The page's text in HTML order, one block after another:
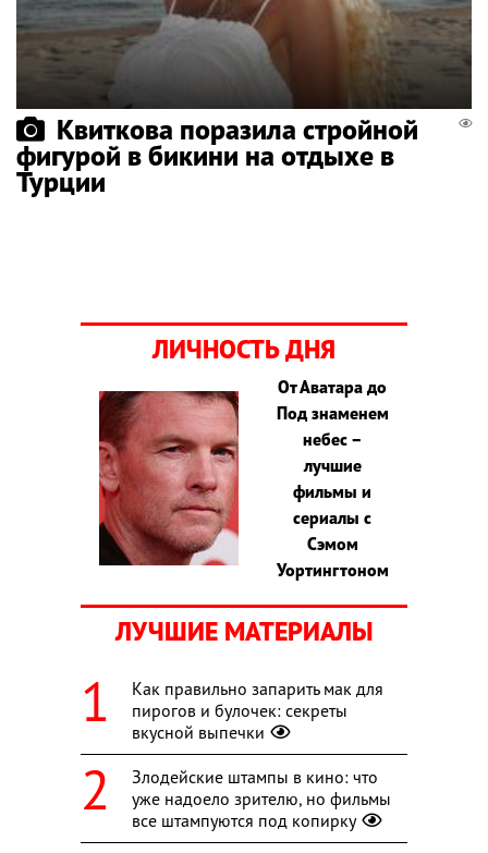
Квиткова поразила стройной
фигурой в бикини на отдыхе в
Турции
ЛИЧНОСТЬ ДНЯ
От Аватара до
Под знаменем
небес –
лучшие
фильмы и
сериалы с
Сэмом
Уортингтоном
ЛУЧШИЕ МАТЕРИАЛЫ
Как правильно запарить мак для
пирогов и булочек: секреты
вкусной выпечки
Злодейские штампы в кино: что
уже надоело зрителю, но фильмы
все штампуются под копирку